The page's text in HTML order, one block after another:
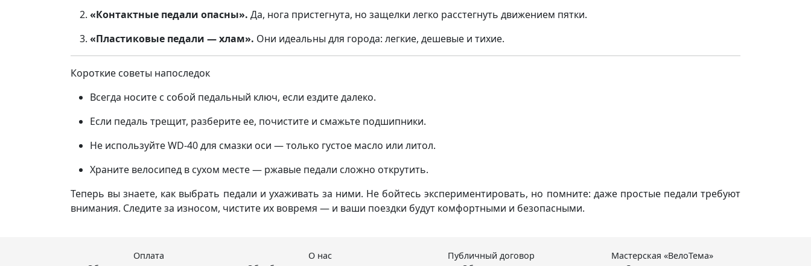
«Контактные педали опасны». Да, нога пристегнута, но защелки легко расстегнуть движением пятки.
«Пластиковые педали — хлам». Они идеальны для города: легкие, дешевые и тихие.
Короткие советы напоследок
Всегда носите с собой педальный ключ, если ездите далеко.
Если педаль трещит, разберите ее, почистите и смажьте подшипники.
Не используйте WD-40 для смазки оси — только густое масло или литол.
Храните велосипед в сухом месте — ржавые педали сложно открутить.
Теперь вы знаете, как выбрать педали и ухаживать за ними. Не бойтесь экспериментировать, но помните: даже простые педали требуют
внимания. Следите за износом, чистите их вовремя — и ваши поездки будут комфортными и безопасными.
Оплата О нас Публичный договор
Мастерская «ВелоТема»